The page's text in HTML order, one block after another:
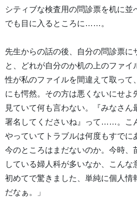
シティブな検査用の問診票を机に並
でも目に入るところに……。
先生からの話の後、自分の問診票に
と、どれが自分のか机の上のファイ
性が私のファイルを間違えて取って
にも愕然。その方は悪くないにせよ
見ていて何も言わない。『みなさん
署名してくださいね』って……。こ
やっていてトラブルは何度もすでに
今のところはまだないのか。今時、
している婦人科が多いなか、こんな
初めてで驚きました、単純に個人情
だなぁ。」